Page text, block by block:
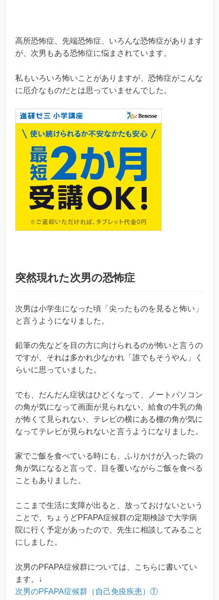
高所恐怖症、先端恐怖症、いろんな恐怖症があります
が、次男もある恐怖症に悩まされています。
私もいろいろ怖いことがありますが、恐怖症がこんな
に厄介なものだとは思っていませんでした。
突然現れた次男の恐怖症
次男は小学生になった頃「尖ったものを見ると怖い」
と言うようになりました。
鉛筆の先などを目の方に向けられるのが怖いと言うの
ですが、それは多かれ少なかれ「誰でもそうやん」く
らいに思っていました。
でも、だんだん症状はひどくなって、ノートパソコン
の角が気になって画面が見られない、給食の牛乳の角
が怖くて見られない、テレビの横にある棚の角が気に
なってテレビが見られないと言うようになりました。
家でご飯を食べている時にも、ふりかけが入った袋の
角が気になると言って、目を覆いながらご飯を食べる
こともありました。
ここまで生活に支障が出ると、放っておけないという
ことで、ちょうどPFAPA症候群の定期検診で大学病
院に行く予定があったので、先生に相談してみること
にしました。
次男のPFAPA症候群については、こちらに書いてい
ます。↓
次男のPFAPA症候群（自己免疫疾患）①